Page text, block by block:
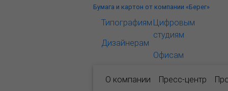
Бумага и картон от компании «Берег»
Типографиям
Дизайнерам
Цифровым
студиям
Офисам
О компании Пресс-центр